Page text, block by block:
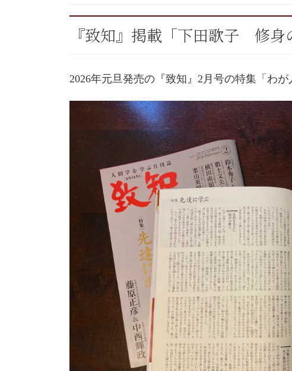
『致知』掲載「下田歌子 修身
2026年元旦発売の『致知』2月号の特集「わ